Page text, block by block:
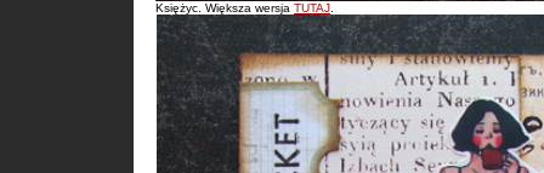
Księżyc. Większa wersja TUTAJ